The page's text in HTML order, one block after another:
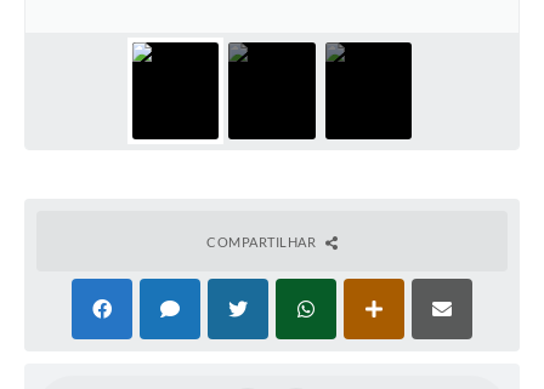
Carta de Serviços
Contas Públicas
COMPARTILHAR